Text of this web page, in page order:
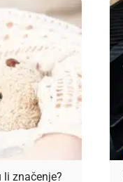
značenje?